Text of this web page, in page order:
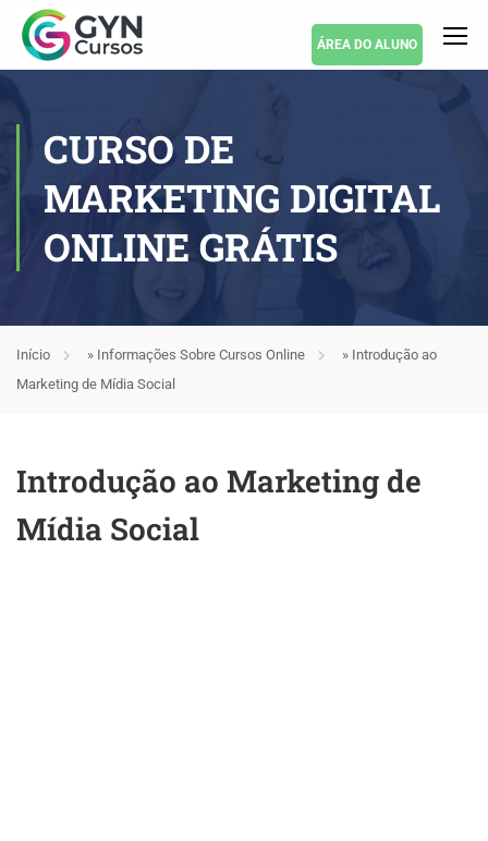
ÁREA DO ALUNO
CURSO DE
MARKETING DIGITAL
ONLINE GRÁTIS
Início » Informações Sobre Cursos Online » Introdução ao
Marketing de Mídia Social
Introdução ao Marketing de
Mídia Social